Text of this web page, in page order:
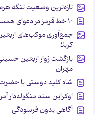
تازه‌ترین وضعیت تنگه
۱۰ خط قرمز در دعوای همسران
جمع‌آوری موکب‌های
کربلا
بازگشت زوار اربعین
مهران
شاه کلید دوستی با حضرت
اوکراین سند منگوله‌دار
آگاهی بدون فرسودگی